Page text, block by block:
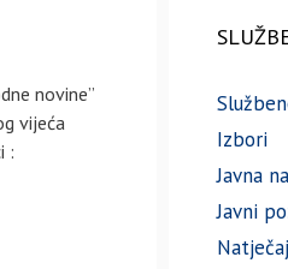
novine”
vijeća
:
Izbori
Javna
Javni